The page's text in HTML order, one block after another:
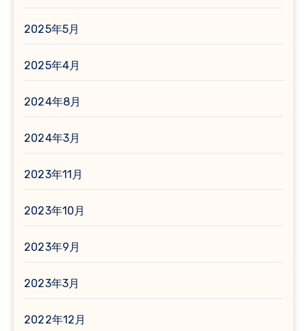
2025年5月
2025年4月
2024年8月
2024年3月
2023年11月
2023年10月
2023年9月
2023年3月
2022年12月